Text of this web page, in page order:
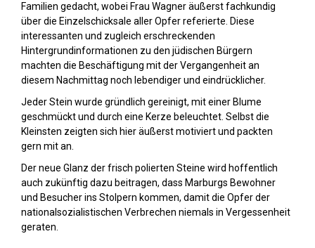
Familien gedacht, wobei Frau Wagner äußerst fachkundig
über die Einzelschicksale aller Opfer referierte. Diese
interessanten und zugleich erschreckenden
Hintergrundinformationen zu den jüdischen Bürgern
machten die Beschäftigung mit der Vergangenheit an
diesem Nachmittag noch lebendiger und eindrücklicher.
Jeder Stein wurde gründlich gereinigt, mit einer Blume
geschmückt und durch eine Kerze beleuchtet. Selbst die
Kleinsten zeigten sich hier äußerst motiviert und packten
gern mit an.
Der neue Glanz der frisch polierten Steine wird hoffentlich
auch zukünftig dazu beitragen, dass Marburgs Bewohner
und Besucher ins Stolpern kommen, damit die Opfer der
nationalsozialistischen Verbrechen niemals in Vergessenheit
geraten.